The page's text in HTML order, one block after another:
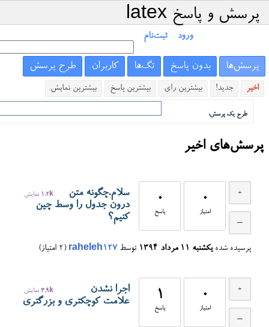
پرسش و پاسخ latex
ورود ثبت‌نام
پرسش‌ها بدون پاسخ تگ‌ها کاربران طرح پرسش
اخیر جدید! بیشترین رای بیشترین پاسخ بیشترین نمایش
طرح یک پرسش:
پرسش‌های اخیر
0
امتیاز
0
پاسخ
1.2k نمایش
سلام.چگونه متن
درون جدول را وسط چین
کنیم؟
پرسیده شده یکشنبه ۱۱ مرداد ۱۳۹۴ توسط raheleh127
(
2 امتیاز)
0
امتیاز
1
پاسخ
3.9k نمایش
اجرا نشدن
علامت کوچکتری و بزرگتری